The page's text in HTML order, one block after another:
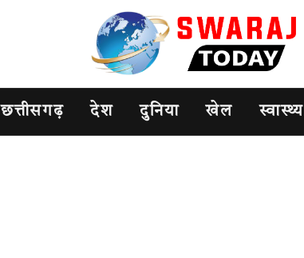
छत्तीसगढ़ देश दुनिया खेल स्वास्थ्य